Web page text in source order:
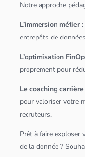
Notre approche
L’immersion métier :
entrepôts dedonnées
L’optimisation
proprement pour
Le coaching carrière
pour valoriser votre
recruteurs.
Prêt à faire exploser
de la donnée ?